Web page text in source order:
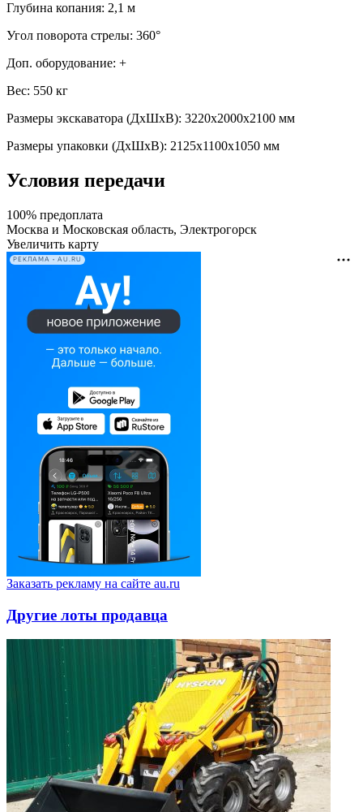
Глубина копания: 2,1 м
Угол поворота стрелы: 360°
Доп. оборудование: +
Вес: 550 кг
Размеры экскаватора (ДхШхВ): 3220х2000х2100 мм
Размеры упаковки (ДхШхВ): 2125х1100х1050 мм
Условия передачи
100% предоплата
Москва и Московская область, Электрогорск
Увеличить карту
РЕКЛАМА • AU.RU
Заказать рекламу на сайте au.ru
Другие лоты продавца